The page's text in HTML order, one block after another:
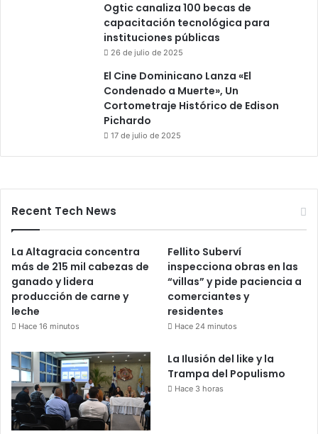
Ogtic canaliza 100 becas de
capacitación tecnológica para
instituciones públicas
26 de julio de 2025
El Cine Dominicano Lanza «El
Condenado a Muerte», Un
Cortometraje Histórico de Edison
Pichardo
17 de julio de 2025
Recent Tech News
La Altagracia concentra
más de 215 mil cabezas de
ganado y lidera
producción de carne y
leche
Hace 16 minutos
Fellito Suberví
inspecciona obras en las
“villas” y pide paciencia a
comerciantes y
residentes
Hace 24 minutos
La Ilusión del like y la
Trampa del Populismo
Hace 3 horas